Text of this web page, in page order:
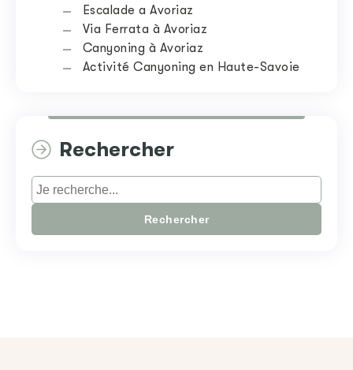
Escalade a Avoriaz
Via Ferrata à Avoriaz
Canyoning à Avoriaz
Activité Canyoning en Haute-Savoie
Rechercher
Rechercher